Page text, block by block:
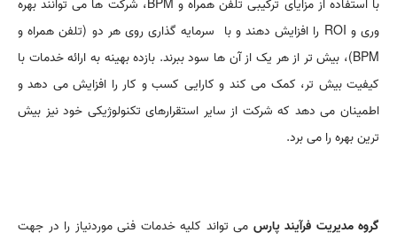
با استفاده از مزایای ترکیبی تلفن همراه و BPM، شرکت ها می توانند بهره
وری و ROI را افزایش دهند و با سرمایه گذاری روی هر دو (تلفن همراه و
BPM)، بیش تر از هر یک از آن ها سود ببرند. بازده بهینه به ارائه خدمات با
کیفیت بیش تر، کمک می کند و کارایی کسب و کار را افزایش می دهد و
اطمینان می دهد که شرکت از سایر استقرارهای تکنولوژیکی خود نیز بیش
ترین بهره را می برد.
گروه مدیریت فرآیند پارس می تواند کلیه خدمات فنی موردنیاز را در جهت